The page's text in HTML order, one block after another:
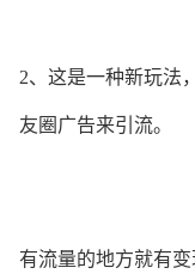
2、这是一种新玩法
友圈广告来引流。
有流量的地方就有变